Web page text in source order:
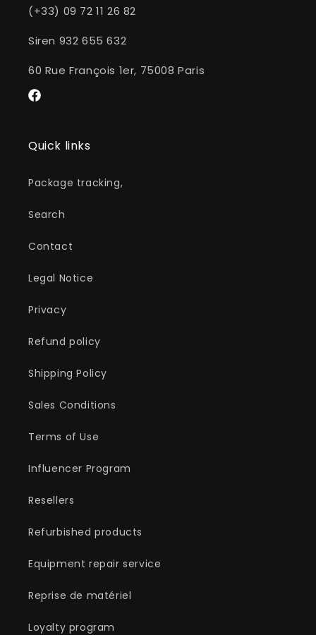
(+33) 09 72 11 26 82
Siren 932 655 632
60 Rue François 1er, 75008 Paris
Facebook
Quick links
Package tracking,
Search
Contact
Legal Notice
Privacy
Refund policy
Shipping Policy
Sales Conditions
Terms of Use
Influencer Program
Resellers
Refurbished products
Equipment repair service
Reprise de matériel
Loyalty program